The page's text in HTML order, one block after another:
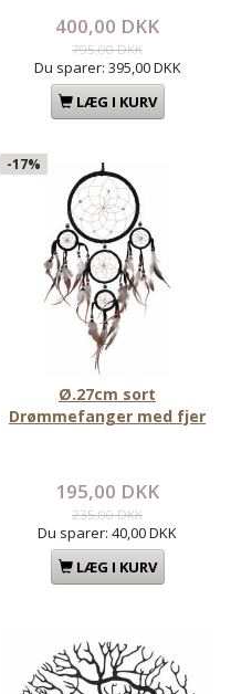
400,00 DKK
795,00 DKK
Du sparer: 395,00 DKK
LÆG I KURV
-17%
Ø.27cm sort
Drømmefanger med fjer
195,00 DKK
235,00 DKK
Du sparer: 40,00 DKK
LÆG I KURV